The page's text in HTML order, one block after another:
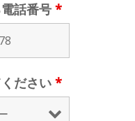
話番号 *
ださい *